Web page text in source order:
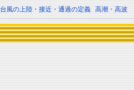
台風の上陸・接近・通過の定義 高潮・高波